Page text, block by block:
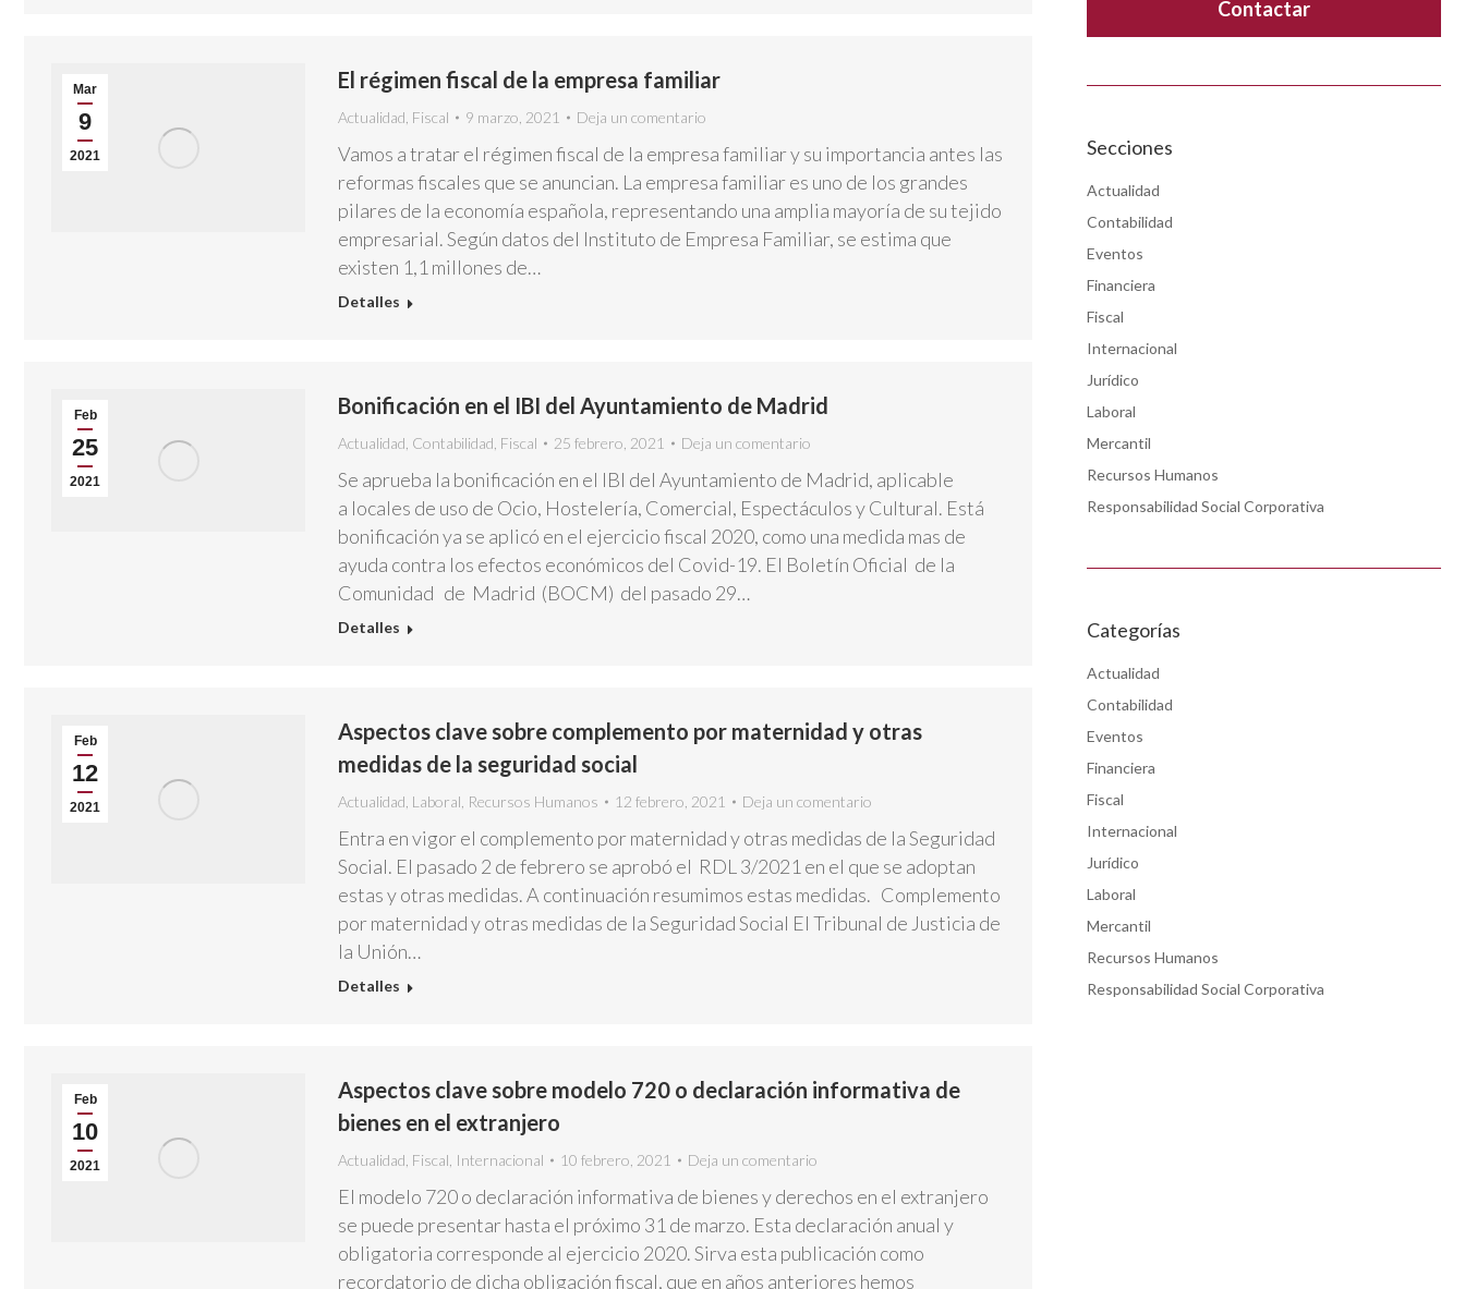
Mar
9
2021
El régimen fiscal de la empresa familiar
Actualidad Fiscal 9 marzo, 2021 Deja un comentario
Vamos a tratar el régimen fiscal de la empresa familiar y su importancia antes las
reformas fiscales que se anuncian. La empresa familiar es uno de los grandes
pilares de la economía española, representando una amplia mayoría de su tejido
empresarial. Según datos del Instituto de Empresa Familiar, se estima que
existen 1,1 millones de…
Detalles
Feb
25
2021
Bonificación en el IBI del Ayuntamiento de Madrid
Actualidad Contabilidad Fiscal 25 febrero, 2021 Deja un comentario
Se aprueba la bonificación en el IBI del Ayuntamiento de Madrid, aplicable
a locales de uso de Ocio, Hostelería, Comercial, Espectáculos y Cultural. Está
bonificación ya se aplicó en el ejercicio fiscal 2020, como una medida mas de
ayuda contra los efectos económicos del Covid-19. El Boletín Oficial de la
Comunidad de Madrid (BOCM) del pasado 29…
Detalles
Feb
12
2021
Aspectos clave sobre complemento por maternidad y otras
medidas de la seguridad social
Actualidad Laboral Recursos Humanos 12 febrero, 2021 Deja un comentario
Entra en vigor el complemento por maternidad y otras medidas de la Seguridad
Social. El pasado 2 de febrero se aprobó el RDL 3/2021 en el que se adoptan
estas y otras medidas. A continuación resumimos estas medidas. Complemento
por maternidad y otras medidas de la Seguridad Social El Tribunal de Justicia de
la Unión…
Detalles
Feb
10
2021
Aspectos clave sobre modelo 720 o declaración informativa de
bienes en el extranjero
Actualidad Fiscal Internacional 10 febrero, 2021 Deja un comentario
El modelo 720 o declaración informativa de bienes y derechos en el extranjero
se puede presentar hasta el próximo 31 de marzo. Esta declaración anual y
obligatoria corresponde al ejercicio 2020. Sirva esta publicación como
recordatorio de dicha obligación fiscal, que en años anteriores hemos
Secciones
Actualidad
Contabilidad
Eventos
Financiera
Fiscal
Internacional
Jurídico
Laboral
Mercantil
Recursos Humanos
Responsabilidad Social Corporativa
Categorías
Actualidad
Contabilidad
Eventos
Financiera
Fiscal
Internacional
Jurídico
Laboral
Mercantil
Recursos Humanos
Responsabilidad Social Corporativa